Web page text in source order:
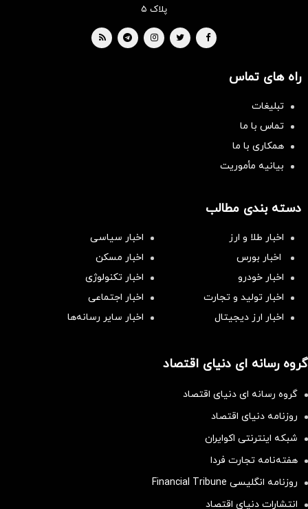
پلاک ۵
راه های تماس
تبلیغات
تماس با ما
همکاری با ما
بیانیه مأموریت
دسته بندی مطالب
اخبار طلا و ارز
اخبار سیاسی
اخبار بورس
اخبار مسکن
اخبار خودرو
اخبار تکنولوژی
اخبار تولید و تجارت
اخبار اجتماعی
اخبار ارز دیجیتال
اخبار سایر رسانه‌‌ها
گروه رسانه ای دنیای اقتصاد
گروه رسانه ای دنیای اقتصاد
روزنامه دنیای اقتصاد
شبکه اینترنتی اکوایران
هفته‌نامه تجارت فردا
روزنامه انگلیسی Financial Tribune
انتشارات دنیای اقتصاد